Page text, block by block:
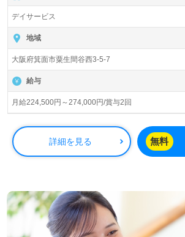
1日利用定員35名『デイサービスロ・スカ
に』医療法人神明会（本部：箕面市）様
府を中心にクリニック、デイサービス、
設、訪問看護/介護、居宅介護支援、グル
ビス付き高齢者向け住宅、住宅型有料老
されています。
◎幅広い年代層の職員様が活躍中！手厚い
く働きやすい職場環境もうれしいポイン
看護助手や介護職経験のある方をお迎え
ビスでの勤務経験は問いません。健康運
カルトレーナー指導の下、温水プールで
たい』『ワークライフバランスを充実さ
活気のある職場環境で働きたい』『やり
働きたい』『転職で施設形態や環境を変
の方も大歓迎です。サービスエリアは箕
デイサービス
地域
大阪府箕面市粟生間谷西3-5-7
給与
月給224,500円～274,000円/賞与2回
詳細を見る 無料